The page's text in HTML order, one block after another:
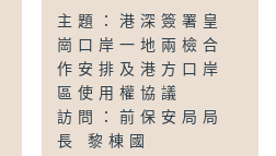
主題：港深簽署皇
崗口岸一地兩檢合
作安排及港方口岸
區使用權協議
訪問：前保安局局
長 黎棟國